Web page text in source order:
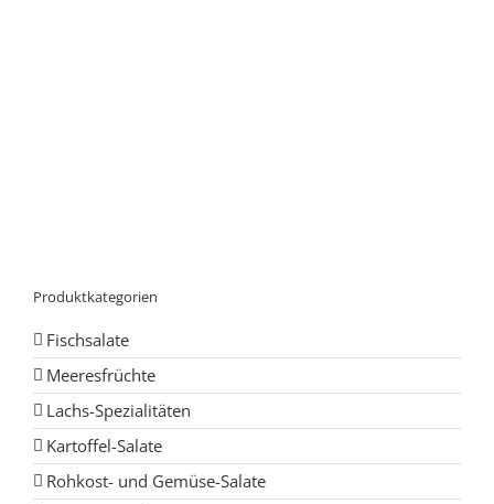
Produktkategorien
Fischsalate
Meeresfrüchte
Lachs-Spezialitäten
Kartoffel-Salate
Rohkost- und Gemüse-Salate